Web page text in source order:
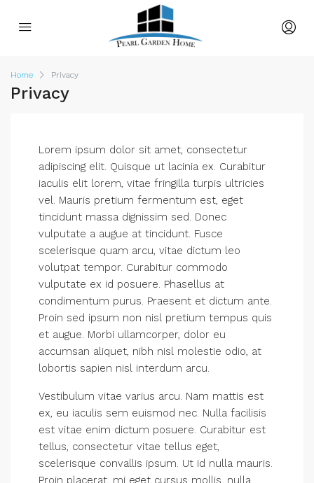
Home Privacy
Privacy
Lorem ipsum dolor sit amet, consectetur
adipiscing elit. Quisque ut lacinia ex. Curabitur
iaculis elit lorem, vitae fringilla turpis ultricies
vel. Mauris pretium fermentum est, eget
tincidunt massa dignissim sed. Donec
vulputate a augue at tincidunt. Fusce
scelerisque quam arcu, vitae dictum leo
volutpat tempor. Curabitur commodo
vulputate ex id posuere. Phasellus at
condimentum purus. Praesent et dictum ante.
Proin sed ipsum non nisl pretium tempus quis
et augue. Morbi ullamcorper, dolor eu
accumsan aliquet, nibh nisl molestie odio, at
lobortis sapien nisl interdum arcu.
Vestibulum vitae varius arcu. Nam mattis est
ex, eu iaculis sem euismod nec. Nulla facilisis
est vitae enim dictum posuere. Curabitur est
tellus, consectetur vitae tellus eget,
scelerisque convallis ipsum. Ut id nulla mauris.
Proin placerat, mi eget cursus mollis, nulla